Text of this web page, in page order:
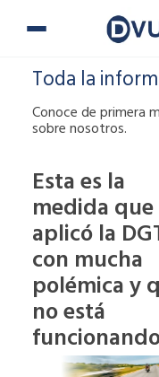
Toda la
Conoce de primera
sobre nosotros.
Esta es la
medida que
aplicó la
con mucha
polémica y
no está